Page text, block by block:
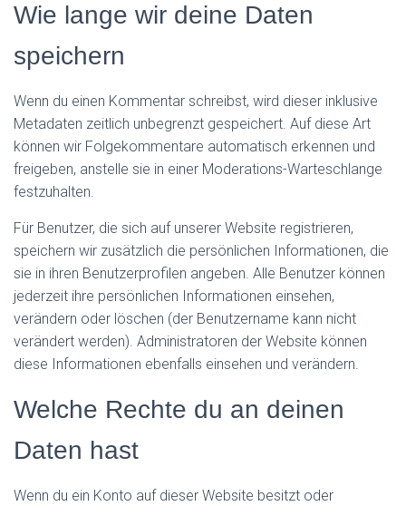
Wie lange wir deine Daten
speichern
Wenn du einen Kommentar schreibst, wird dieser inklusive
Metadaten zeitlich unbegrenzt gespeichert. Auf diese Art
können wir Folgekommentare automatisch erkennen und
freigeben, anstelle sie in einer Moderations-Warteschlange
festzuhalten.
Für Benutzer, die sich auf unserer Website registrieren,
speichern wir zusätzlich die persönlichen Informationen, die
sie in ihren Benutzerprofilen angeben. Alle Benutzer können
jederzeit ihre persönlichen Informationen einsehen,
verändern oder löschen (der Benutzername kann nicht
verändert werden). Administratoren der Website können
diese Informationen ebenfalls einsehen und verändern.
Welche Rechte du an deinen
Daten hast
Wenn du ein Konto auf dieser Website besitzt oder